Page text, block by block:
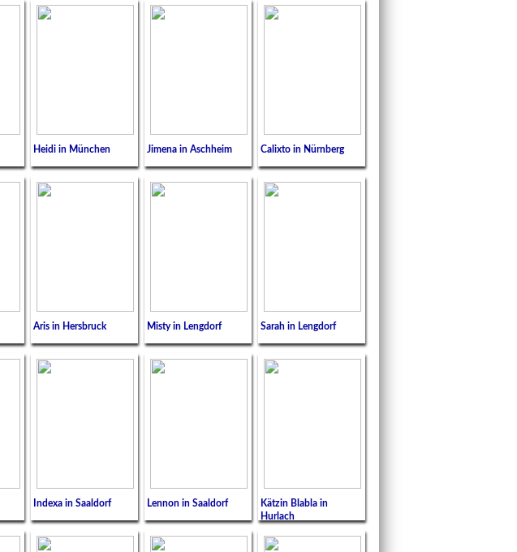
Heidi in München Jimena in Aschheim Calixto in Nürnberg
Aris in Hersbruck Misty in Lengdorf Sarah in Lengdorf
Indexa in Saaldorf Lennon in Saaldorf
Kätzin Blabla in
Hurlach